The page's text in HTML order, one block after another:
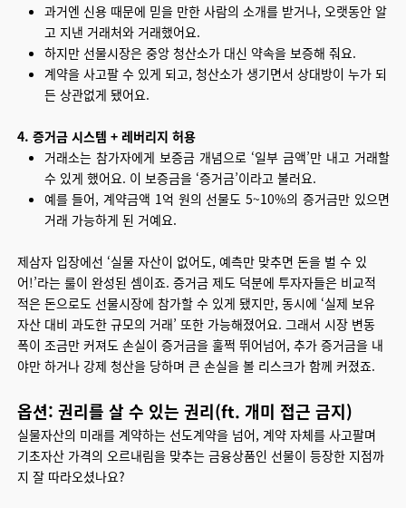
과거엔 신용 때문에 믿을 만한 사람의 소개를 받거나, 오랫동안 알
고 지낸 거래처와 거래했어요.
하지만 선물시장은 중앙 청산소가 대신 약속을 보증해 줘요.
계약을 사고팔 수 있게 되고, 청산소가 생기면서 상대방이 누가 되
든 상관없게 됐어요.
4. 증거금 시스템 + 레버리지 허용
거래소는 참가자에게 보증금 개념으로 ‘일부 금액’만 내고 거래할
수 있게 했어요. 이 보증금을 ‘증거금’이라고 불러요.
예를 들어, 계약금액 1억 원의 선물도 5~10%의 증거금만 있으면
거래 가능하게 된 거예요.
제삼자 입장에선 ‘실물 자산이 없어도, 예측만 맞추면 돈을 벌 수 있
어!’라는 룰이 완성된 셈이죠. 증거금 제도 덕분에 투자자들은 비교적
적은 돈으로도 선물시장에 참가할 수 있게 됐지만, 동시에 ‘실제 보유
자산 대비 과도한 규모의 거래’ 또한 가능해졌어요. 그래서 시장 변동
폭이 조금만 커져도 손실이 증거금을 훌쩍 뛰어넘어, 추가 증거금을 내
야만 하거나 강제 청산을 당하며 큰 손실을 볼 리스크가 함께 커졌죠.
옵션: 권리를 살 수 있는 권리(ft. 개미 접근 금지)
실물자산의 미래를 계약하는 선도계약을 넘어, 계약 자체를 사고팔며
기초자산 가격의 오르내림을 맞추는 금융상품인 선물이 등장한 지점까
지 잘 따라오셨나요?